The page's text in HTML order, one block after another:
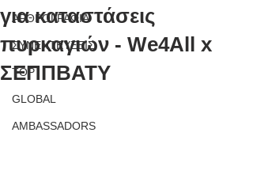
ΑΡΘΡΟΓΡΑΦΙΑ
ΣΥΝΕΝΤΕΥΞΕΙΣ
TOP
GLOBAL
AMBASSADORS
για καταστάσεις
πυρκαγιών - We4All x
ΣΕΠΠΒΑΤΥ